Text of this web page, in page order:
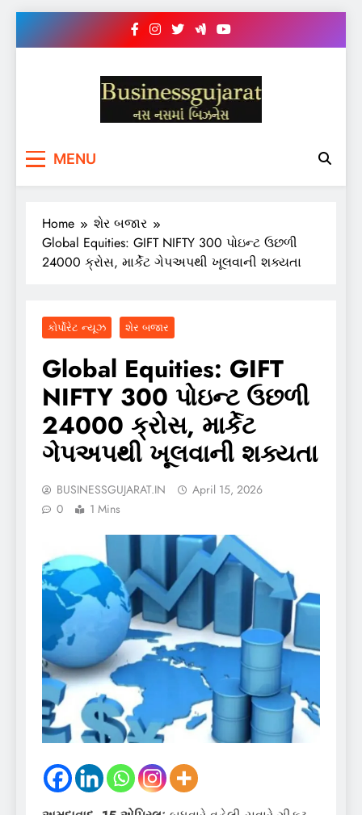
BUSINESS GUJARAT
MENU
Home
શેર બજાર
Global Equities: GIFT NIFTY 300 પોઇન્ટ ઉછળી
24000 ક્રોસ, માર્કેટ ગેપઅપથી ખૂલવાની શક્યતા
કોર્પોરેટ ન્યૂઝ શેર બજાર
Global Equities: GIFT
NIFTY 300 પોઇન્ટ ઉછળી
24000 ક્રોસ, માર્કેટ
ગેપઅપથી ખૂલવાની શક્યતા
BUSINESSGUJARAT.IN
April 15, 2026
0
1 Mins